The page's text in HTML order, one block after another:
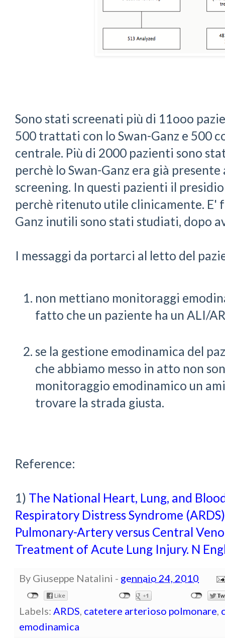
Sono stati screenati più di 11ooo
500 trattati con lo Swan-Ganz e 500
centrale. Più di 2000 pazienti sono
perchè lo Swan-Ganz era già
screening. In questi pazienti il
perchè ritenuto utile clinicamente. E'
Ganz inutili sono stati studiati, dopo
I messaggi da portarci al letto del
non mettiano monitoraggi
fatto che un paziente ha un ALI/
se la gestione emodinamica del
che abbiamo messo in atto non
monitoraggio emodinamico un
trovare la strada giusta.
Reference:
1) The National Heart, Lung, and
Respiratory Distress Syndrome
Pulmonary-Artery versus Central
Treatment of Acute Lung Injury. N
By Giuseppe Natalini - gennaio 24, 2010
Labels: ARDS catetere arterioso polmonare
emodinamica